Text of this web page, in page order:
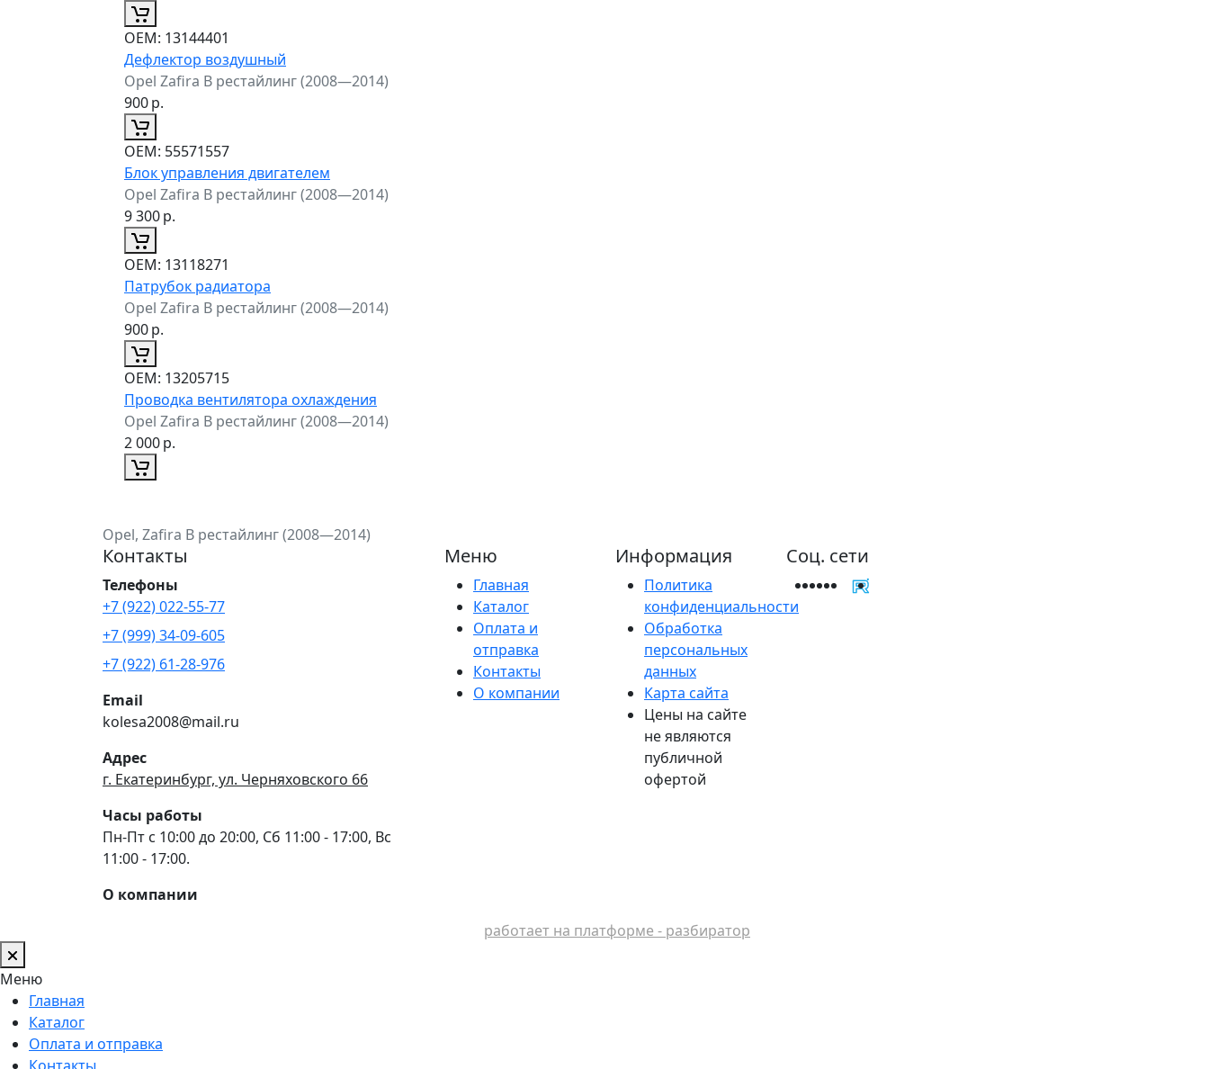
ОЕМ: 13144401
Дефлектор воздушный
Opel Zafira B рестайлинг (2008—2014)
900р.
ОЕМ: 55571557
Блок управления двигателем
Opel Zafira B рестайлинг (2008—2014)
9 300р.
ОЕМ: 13118271
Патрубок радиатора
Opel Zafira B рестайлинг (2008—2014)
900р.
ОЕМ: 13205715
Проводка вентилятора охлаждения
Opel Zafira B рестайлинг (2008—2014)
2 000р.
Opel, Zafira B рестайлинг (2008—2014)
Контакты
Телефоны
+7 (922) 022-55-77
+7 (999) 34-09-605
+7 (922) 61-28-976
Email
kolesa2008@mail.ru
Адрес
г. Екатеринбург, ул. Черняховского 66
Часы работы
Пн-Пт с 10:00 до 20:00, Сб 11:00 - 17:00, Вс
11:00 - 17:00.
О компании
Меню
Главная
Каталог
Оплата и
отправка
Контакты
О компании
Информация
Политика
конфиденциальности
Обработка
персональных
данных
Карта сайта
Цены на сайте
не являются
публичной
офертой
Соц. сети
работает на платформе - разбиратор
Меню
Главная
Каталог
Оплата и отправка